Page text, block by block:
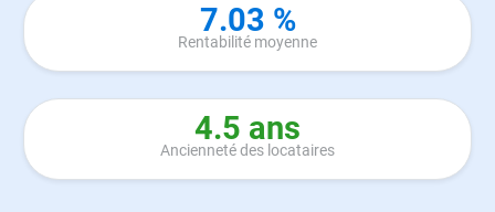
7.03 %
Rentabilité moyenne
4.5 ans
Ancienneté des locataires